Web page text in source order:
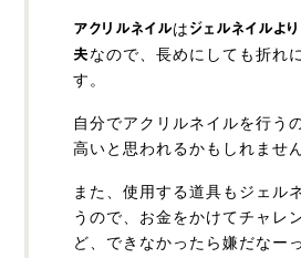
アクリルネイルは ジェルネイルよ
夫 なので、長めにしても折れ
す。
自分でアクリルネイルを行う
高いと思われるかもしれません
また、使用する道具もジェル
うので、お金をかけてチャレ
ど、できなかったら嫌だなー